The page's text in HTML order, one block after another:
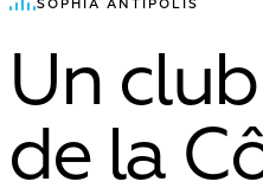
SOPHIA ANTIPOLIS
Un
de la